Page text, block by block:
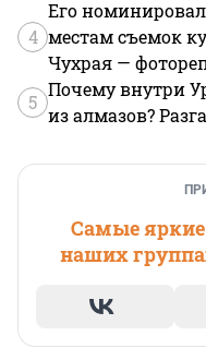
4
Его
местам съемок
Чухрая —
5
Почему внутри
из алмазов?
Самые яркие
наших